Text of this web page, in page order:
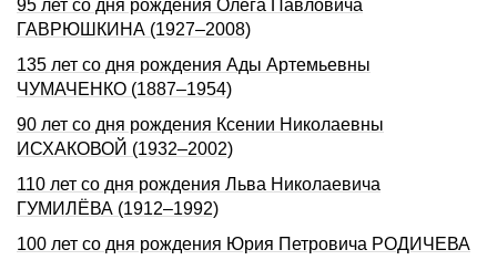
95 лет со дня рождения Олега Павловича
ГАВРЮШКИНА (1927–2008)
135 лет со дня pождения Ады Аpтемьевны
ЧУМАЧЕHКО (1887–1954)
90 лет со дня рождения Ксении Николаевны
ИСХАКОВОЙ (1932–2002)
110 лет со дня рождения Льва Николаевича
ГУМИЛЁВА (1912–1992)
100 лет со дня рождения Юрия Петровича РОДИЧЕВА